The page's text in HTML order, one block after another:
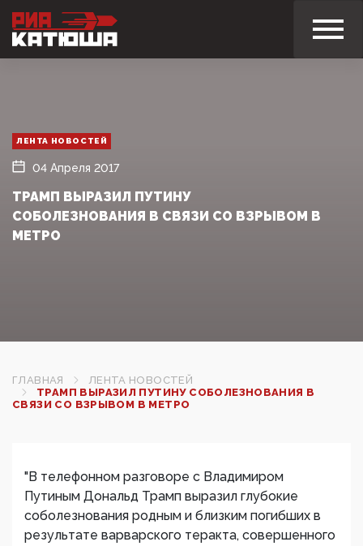
ЛЕНТА НОВОСТЕЙ
04 Апреля 2017
ТРАМП ВЫРАЗИЛ ПУТИНУ
СОБОЛЕЗНОВАНИЯ В СВЯЗИ СО ВЗРЫВОМ В
МЕТРО‍
ГЛАВНАЯ
ЛЕНТА НОВОСТЕЙ
ТРАМП ВЫРАЗИЛ ПУТИНУ СОБОЛЕЗНОВАНИЯ В
СВЯЗИ СО ВЗРЫВОМ В МЕТРО‍
"В телефонном разговоре с Владимиром
Путиным Дональд Трамп выразил глубокие
соболезнования родным и близким погибших в
результате варварского теракта, совершенного